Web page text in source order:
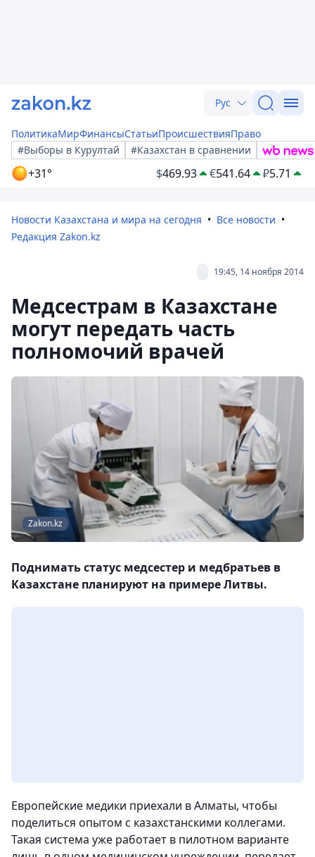
Рус
ПолитикаМирФинансыСтатьиПроисшествияПраво
#Выборы в Курултай
#Казахстан в сравнении
+31° $469.93 €541.64 ₽5.71
Новости Казахстана и мира на сегодня
Все новости
Редакция Zakon.kz
19:45, 14 ноября 2014
Медсестрам в Казахстане
могут передать часть
полномочий врачей
Zakon.kz
Поднимать статус медсестер и медбратьев в
Казахстане планируют на примере Литвы.
Европейские медики приехали в Алматы, чтобы
поделиться опытом с казахстанскими коллегами.
Такая система уже работает в пилотном варианте